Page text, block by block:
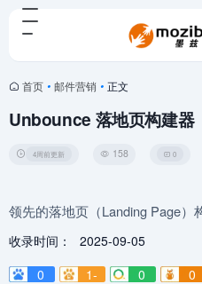
首页 • 邮件营销 • 正文
Unbounce 落地页构建器
4周前更新 158 0
领先的落地页（Landing Page）
收录时间：
2025-09-05
0
1- 0 0